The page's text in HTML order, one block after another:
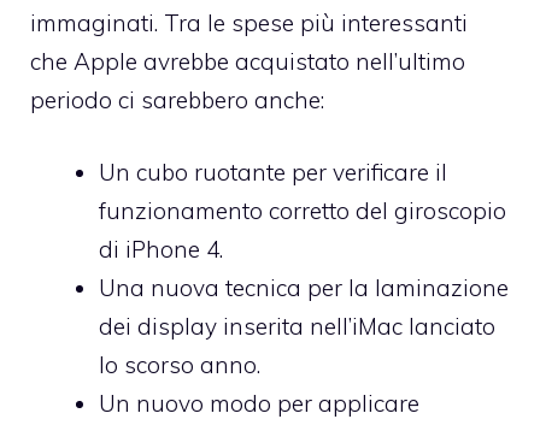
immaginati. Tra le spese più interessanti
che Apple avrebbe acquistato nell’ultimo
periodo ci sarebbero anche:
Un cubo ruotante per verificare il
funzionamento corretto del giroscopio
di iPhone 4.
Una nuova tecnica per la laminazione
dei display inserita nell’iMac lanciato
lo scorso anno.
Un nuovo modo per applicare